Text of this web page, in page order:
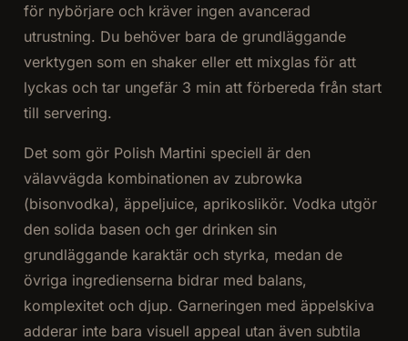
för nybörjare och kräver ingen avancerad
utrustning. Du behöver bara de grundläggande
verktygen som en shaker eller ett mixglas för att
lyckas och tar ungefär 3 min att förbereda från start
till servering.
Det som gör Polish Martini speciell är den
välavvägda kombinationen av zubrowka
(bisonvodka), äppeljuice, aprikoslikör. Vodka utgör
den solida basen och ger drinken sin
grundläggande karaktär och styrka, medan de
övriga ingredienserna bidrar med balans,
komplexitet och djup. Garneringen med äppelskiva
adderar inte bara visuell appeal utan även subtila